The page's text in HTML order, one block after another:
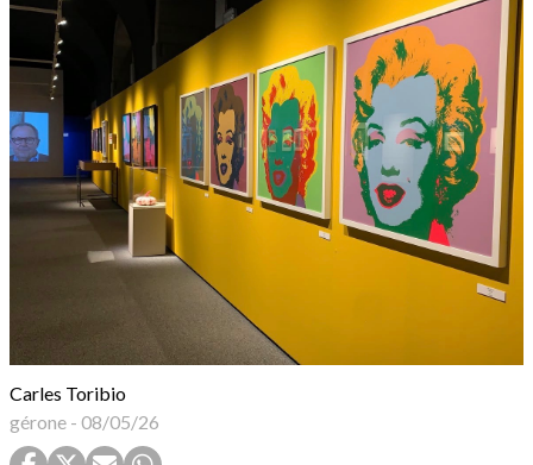
Carles Toribio
gérone - 08/05/26